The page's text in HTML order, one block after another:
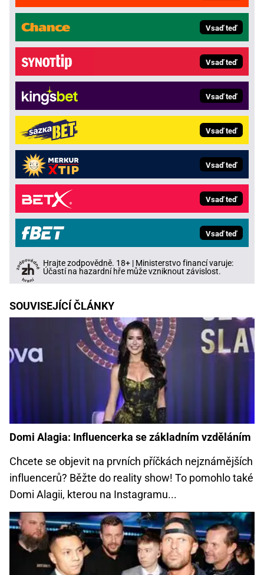
Vsaď teď
Vsaď teď
Vsaď teď
Vsaď teď
Vsaď teď
Vsaď teď
Vsaď teď
Hrajte zodpovědně. 18+ | Ministerstvo financí varuje:
Účastí na hazardní hře může vzniknout závislost.
SOUVISEJÍCÍ ČLÁNKY
Domi Alagia: Influencerka se základním vzděláním
Chcete se objevit na prvních příčkách nejznámějších
influencerů? Běžte do reality show! To pomohlo také
Domi Alagii, kterou na Instagramu...